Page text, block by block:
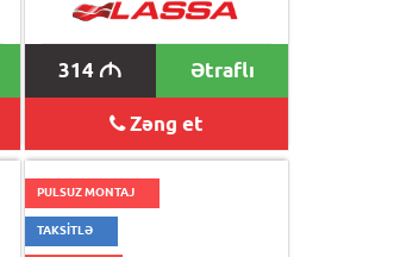
314 M Ətraflı
Zəng et
PULSUZ MONTAJ
TAKSİTLƏ